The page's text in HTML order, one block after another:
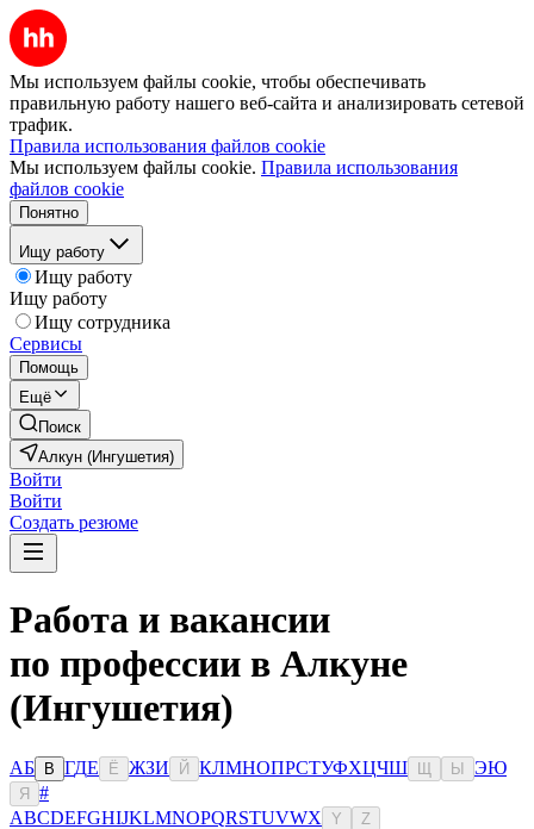
Мы используем файлы cookie, чтобы обеспечивать
правильную работу нашего веб-сайта и анализировать сетевой
трафик.
Правила использования файлов cookie
Мы используем файлы cookie. Правила использования
файлов cookie
Понятно
Ищу работу
Ищу работу
Ищу работу
Ищу сотрудника
Сервисы
Помощь
Ещё
Поиск
Алкун (Ингушетия)
Войти
Войти
Создать резюме
Работа и вакансии
по профессии в Алкуне
(Ингушетия)
АБ В ГДЕ Ё ЖЗИ Й КЛМНОПРСТУФХЦЧШ Ы ЭЮ
Я
#
ABCDEFGHIJKLMNOPQRSTUVWX Y Z